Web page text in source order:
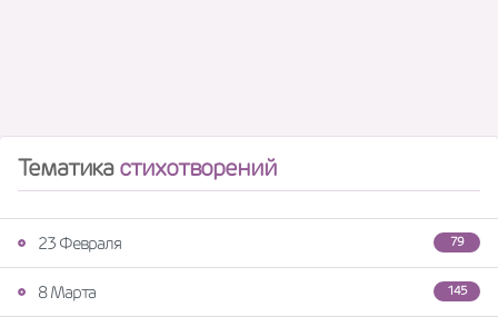
Тематикастихотворений
79
23 Февраля
145
8 Марта